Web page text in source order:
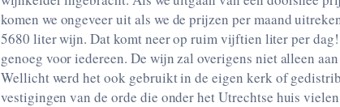
komen we ongeveer uit als we de prijzen per maand
5680 liter wijn. Dat komt neer op ruim vijftien liter per
genoeg voor iedereen. De wijn zal overigens niet alleen
Wellicht werd het ook gebruikt in de eigen kerk of
vestigingen van de orde die onder het Utrechtse huis